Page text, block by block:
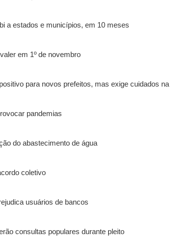
a estados e municípios, em 10 meses
em 1º de novembro
para novos prefeitos, mas exige cuidados na
pandemias
do abastecimento de água
coletivo
usuários de bancos
consultas populares durante pleito